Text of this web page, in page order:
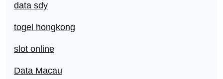
data sdy
togel hongkong
slot online
Data Macau